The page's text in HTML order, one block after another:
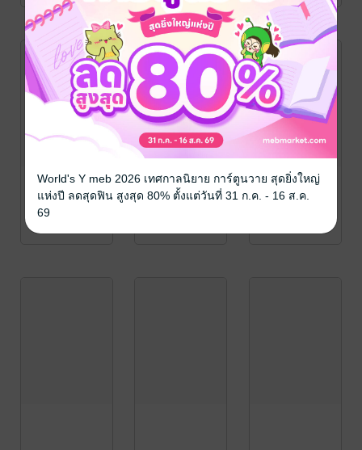
World's Y meb 2026 เทศกาลนิยาย การ์ตูนวาย สุดยิ่งใหญ่
แห่งปี ลดสุดฟิน สูงสุด 80% ตั้งแต่วันที่ 31 ก.ค. - 16 ส.ค.
69